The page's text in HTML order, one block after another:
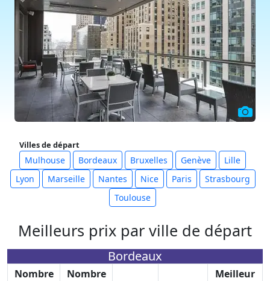
Villes de départ
Mulhouse Bordeaux Bruxelles Genève
Lille
Lyon
Marseille Nantes Nice Paris
Strasbourg
Toulouse
Meilleurs prix par ville de départ
Bordeaux
Nombre
Nombre
Meilleur